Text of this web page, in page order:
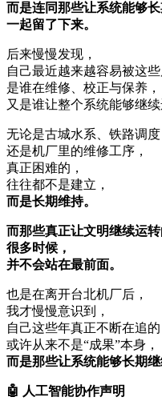
而是连同那些让系统能够长
一起留了下来。
后来慢慢发现，
自己最近越来越容易被这些
是谁在维修、校正与保养，
又是谁让整个系统能够继续
无论是古城水系、铁路调度
还是机厂里的维修工序，
真正困难的，
往往都不是建立，
而是长期维持。
而那些真正让文明继续运转
很多时候，
并不会站在最前面。
也是在离开台北机厂后，
我才慢慢意识到，
自己这些年真正不断在追的
或许从来不是“成果”本身，
而是那些让系统能够长期继
🤖 人工智能协作声明